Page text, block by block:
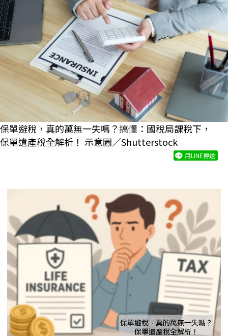
保單避稅，真的萬無一失嗎？搞懂：國稅局課稅下，
保單遺產稅全解析！ 示意圖／Shutterstock
用LINE傳送